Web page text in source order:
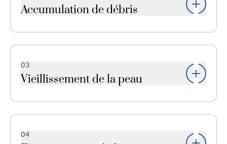
Accumulation de débris
d’autres impuretés peuvent s’accumuler dans les
pores, ce qui peut les faire paraître plus larges.
03
Vieillissement de la peau
peut entraîner un relâchement et une dilatation
des pores.
04